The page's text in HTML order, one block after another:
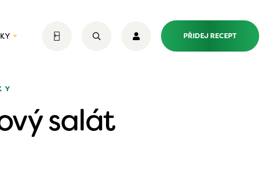
PŘIDEJ RECEPT
salát